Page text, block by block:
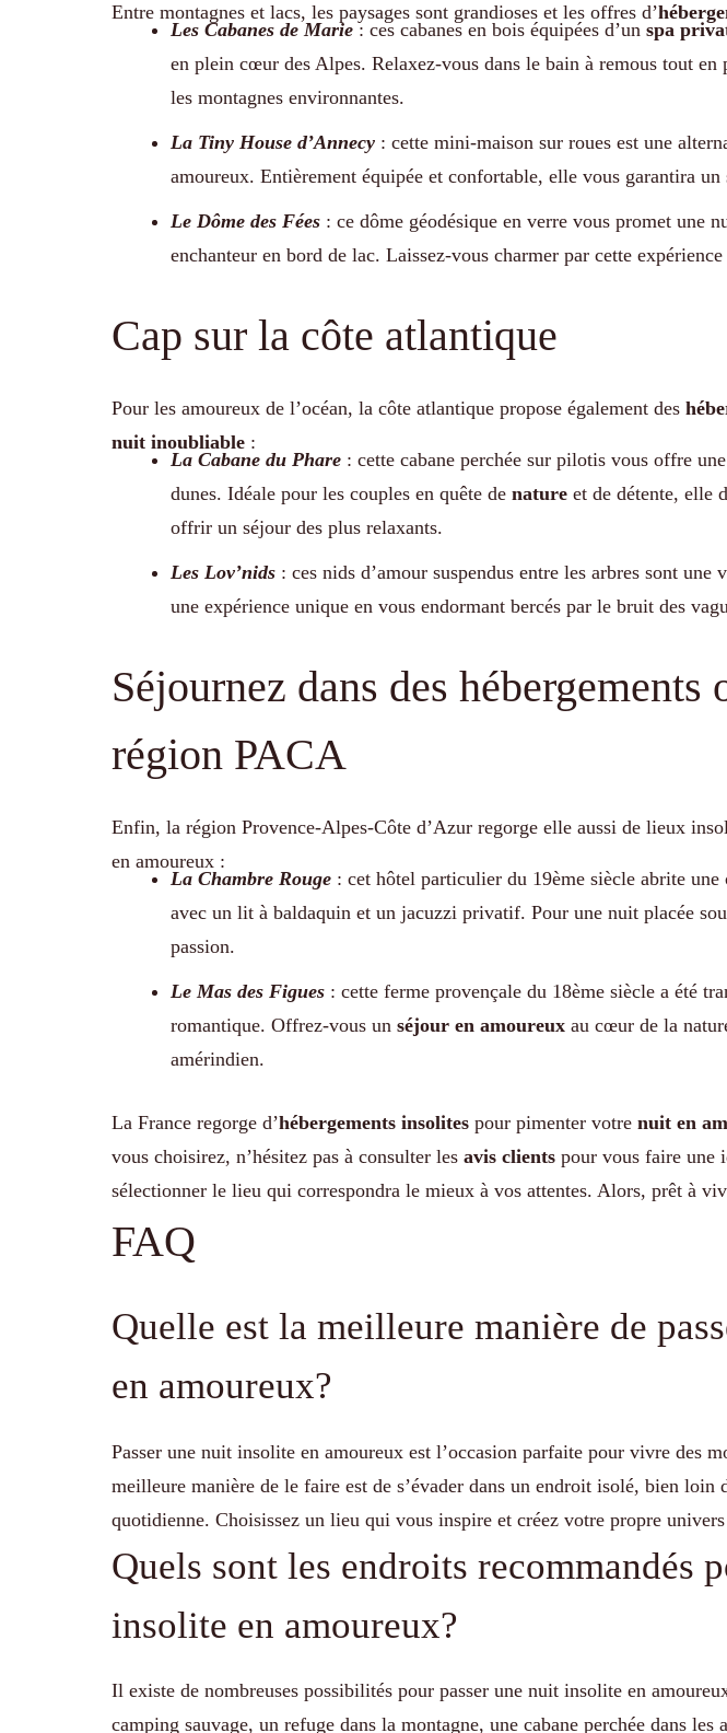
Entre montagnes et lacs, les paysages sont grandioses et les offres d’
Les Cabanes de Marie : ces cabanes en bois équipées d’un spa
en plein cœur des Alpes. Relaxez-vous dans le bain à remous tout en
les montagnes environnantes.
La Tiny House d’Annecy : cette mini-maison sur roues est une
amoureux. Entièrement équipée et confortable, elle vous garantira
Le Dôme des Fées : ce dôme géodésique en verre vous promet une
enchanteur en bord de lac. Laissez-vous charmer par cette
Cap sur la côte atlantique
Pour les amoureux de l’océan, la côte atlantique propose également des
nuit inoubliable :
La Cabane du Phare : cette cabane perchée sur pilotis vous offre
dunes. Idéale pour les couples en quête de nature et de détente, elle
offrir un séjour des plus relaxants.
Les Lov’nids : ces nids d’amour suspendus entre les arbres sont
une expérience unique en vous endormant bercés par le bruit des
Séjournez dans des hébergements
région PACA
Enfin, la région Provence-Alpes-Côte d’Azur regorge elle aussi de lieux
en amoureux :
La Chambre Rouge : cet hôtel particulier du 19ème siècle abrite une
avec un lit à baldaquin et un jacuzzi privatif. Pour une nuit placée
passion.
Le Mas des Figues : cette ferme provençale du 18ème siècle a été
romantique. Offrez-vous un séjour en amoureux au cœur de la
amérindien.
La France regorge d’hébergements insolites pour pimenter votre nuit en
vous choisirez, n’hésitez pas à consulter les avis clients pour vous faire une
sélectionner le lieu qui correspondra le mieux à vos attentes. Alors, prêt à
FAQ
Quelle est la meilleure manière de
en amoureux?
Passer une nuit insolite en amoureux est l’occasion parfaite pour vivre des
meilleure manière de le faire est de s’évader dans un endroit isolé, bien loin
quotidienne. Choisissez un lieu qui vous inspire et créez votre propre
Quels sont les endroits recommandés
insolite en amoureux?
Il existe de nombreuses possibilités pour passer une nuit insolite en
camping sauvage, un refuge dans la montagne, une cabane perchée dans